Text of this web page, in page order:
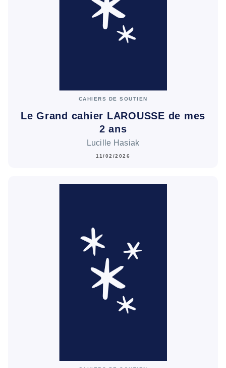
CAHIERS DE SOUTIEN
Le Grand cahier LAROUSSE de mes
2 ans
Lucille Hasiak
11/02/2026